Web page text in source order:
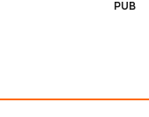
PUB